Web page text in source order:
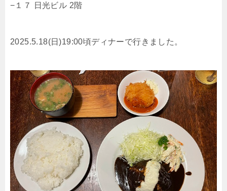
−１７ 日光ビル 2階
2025.5.18(日)19:00頃ディナーで行きました。